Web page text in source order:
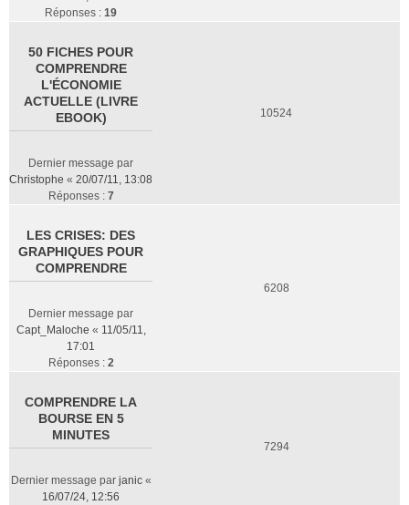
Réponses : 19
50 FICHES POUR
COMPRENDRE
L'ÉCONOMIE
ACTUELLE (LIVRE
EBOOK)
Dernier message par
Christophe « 20/07/11, 13:08
Réponses : 7
10524
LES CRISES: DES
GRAPHIQUES POUR
COMPRENDRE
Dernier message par
Capt_Maloche « 11/05/11,
17:01
Réponses : 2
6208
COMPRENDRE LA
BOURSE EN 5
MINUTES
Dernier message par janic«
16/07/24, 12:56
7294